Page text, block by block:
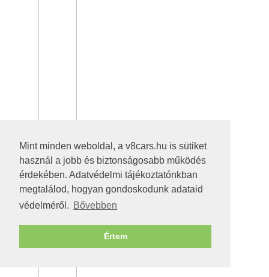
Mint minden weboldal, a v8cars.hu is sütiket
használ a jobb és biztonságosabb működés
érdekében. Adatvédelmi tájékoztatónkban
megtalálod, hogyan gondoskodunk adataid
védelméről. Bővebben
Értem